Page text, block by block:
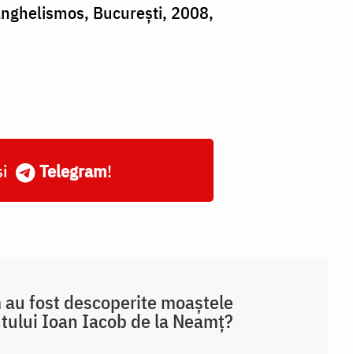
București, 2008,
Telegram!
au fost descoperite moaștele
Ioan Iacob de la Neamț?